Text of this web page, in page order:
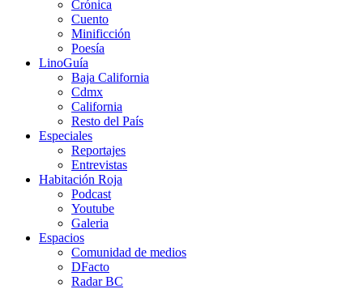
Crónica
Cuento
Minificción
Poesía
LinoGuía
Baja California
Cdmx
California
Resto del País
Especiales
Reportajes
Entrevistas
Habitación Roja
Podcast
Youtube
Galeria
Espacios
Comunidad de medios
DFacto
Radar BC